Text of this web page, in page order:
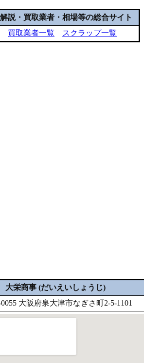
説・買取業者・相場等の総合サイト
買取業者一覧 スクラップ一覧
大栄商事 (だいえいしょうじ)
大阪府泉大津市なぎさ町2-5-1101